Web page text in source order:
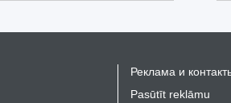
Реклама и
Pasūtīt reklāmu